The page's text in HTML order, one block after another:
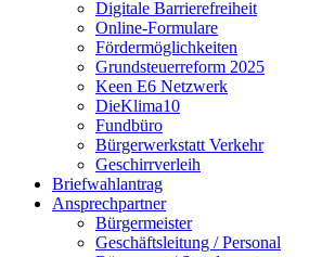
Digitale Barrierefreiheit
Online-Formulare
Fördermöglichkeiten
Grundsteuerreform 2025
Keen E6 Netzwerk
DieKlima10
Fundbüro
Bürgerwerkstatt Verkehr
Geschirrverleih
Briefwahlantrag
Ansprechpartner
Bürgermeister
Geschäftsleitung / Personal